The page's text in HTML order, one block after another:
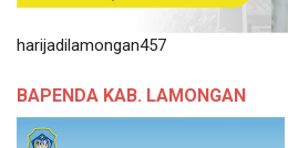
harijadilamongan457
BAPENDA KAB. LAMONGAN